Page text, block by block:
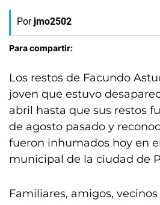
Por jmo2502
Para compartir:
Los restos de Facundo
joven que estuvo
abril hasta que sus restos
de agosto pasado y
fueron inhumados hoy en
municipal de la ciudad de
Familiares, amigos,